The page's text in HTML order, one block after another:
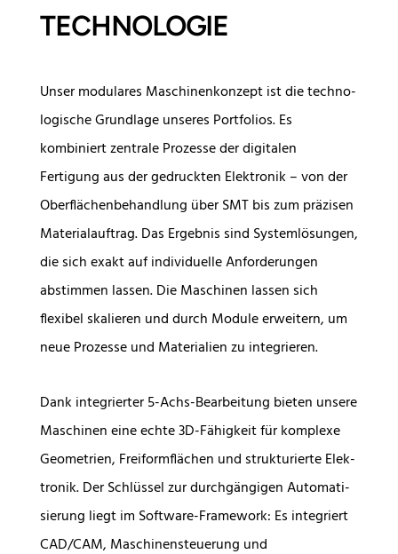
TECHNOLOGIE
Unser modulares Maschinenkonzept ist die techno­
logische Grundlage unseres Portfolios. Es
kombiniert zentrale Prozesse der digitalen
Fertigung aus der gedruckten Elektronik – von der
Oberflächenbehand­lung über SMT bis zum präzisen
Materialauftrag. Das Ergebnis sind Systemlösungen,
die sich exakt auf individuelle Anforderungen
abstimmen lassen. Die Maschinen lassen sich
flexibel skalieren und durch Module erweitern, um
neue Prozesse und Materialien zu integrieren.
Dank integrierter 5-Achs-Bearbeitung bieten unsere
Maschinen eine echte 3D-Fähigkeit für komplexe
Geometrien, Freiformflächen und strukturierte Elek­
tronik. Der Schlüssel zur durchgängigen Automati­
sierung liegt im Software-Framework: Es integriert
CAD/CAM, Maschinensteuerung und